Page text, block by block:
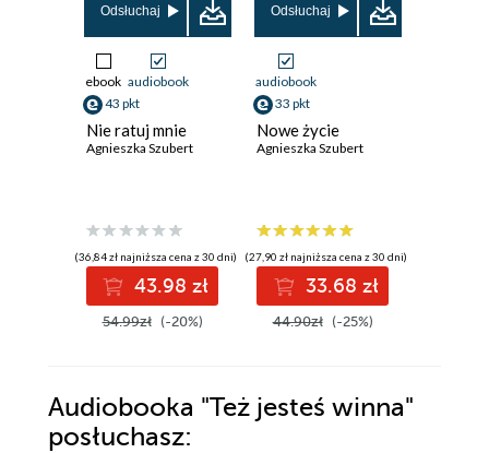
Odsłuchaj
ebook audiobook
43 pkt
Nie ratuj mnie
Agnieszka Szubert
(36,84 zł najniższa cena z 30 dni)
43.98 zł
54.99zł (-20%)
Odsłuchaj
audiobook
33 pkt
Nowe życie
Agnieszka Szubert
(27,90 zł najniższa cena z 30 dni)
33.68 zł
44.90zł (-25%)
Audiobooka "Też jesteś winna"
posłuchasz: